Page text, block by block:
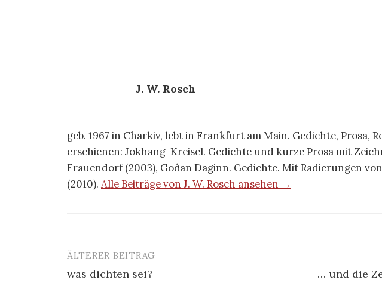
J. W. Rosch
geb. 1967 in Charkiv, lebt in Frankfurt am Main. Gedichte, Prosa,
erschienen: Jokhang-Kreisel. Gedichte und kurze Prosa mit
Frauendorf (2003), Goðan Daginn. Gedichte. Mit Radierungen
(2010). Alle Beiträge von J. W. Rosch ansehen →
Beitrags-
Navigation
ÄLTERER BEITRAG
was dichten sei? … und die